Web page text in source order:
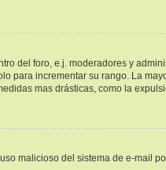
del foro, e.j. moderadores y
para incrementar su rango. La
mas drásticas, como la
malicioso del sistema de e-mail